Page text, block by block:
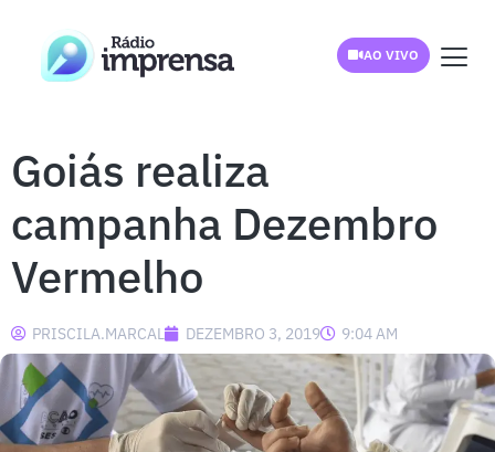
AO VIVO
Goiás realiza
campanha Dezembro
Vermelho
PRISCILA.MARCAL DEZEMBRO 3, 2019 9:04 AM